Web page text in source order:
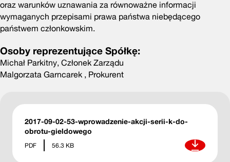
oraz warunków uznawania za równoważne informacji
wymaganych przepisami prawa państwa niebędącego
państwem członkowskim.
Osoby reprezentujące Spółkę:
Michał Parkitny, Członek Zarządu
Malgorzata Garncarek , Prokurent
2017-09-02-53-wprowadzenie-akcji-serii-k-do-
obrotu-gieldowego
PDF 56.3 KB Pobierz